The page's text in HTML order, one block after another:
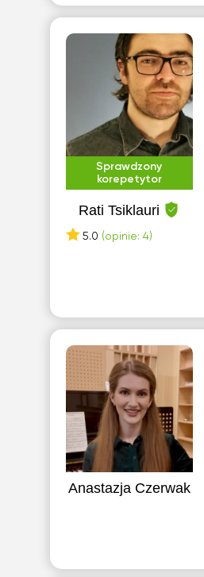
Sprawdzony
korepetytor
Rati Tsiklauri
5.0 (opinie: 4)
Anastazja Czerwak